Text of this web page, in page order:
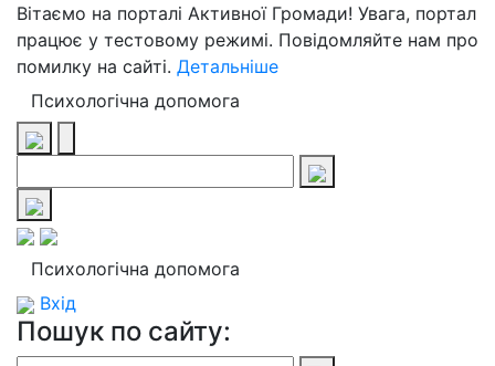
Вітаємо на порталі Активної Громади! Увага, портал
працює у тестовому режимі. Повідомляйте нам про
помилку на сайті. Детальніше
Психологічна допомога
Психологічна допомога
Вхід
Пошук по сайту: